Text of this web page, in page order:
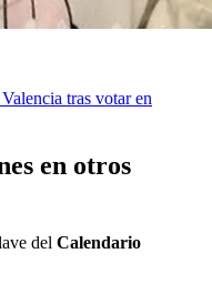
tras votar en
en otros
del Calendario